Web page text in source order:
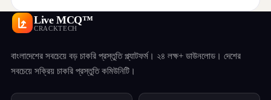
Live MCQ™
CRACKTECH
বাংলাদেশের সবচেয়ে বড় চাকরি প্রস্তুতি প্ল্যাটফর্ম। ২৪ লক্ষ+ ডাউনলোড। দেশের
সবচেয়ে সক্রিয় চাকরি প্রস্তুতি কমিউনিটি।